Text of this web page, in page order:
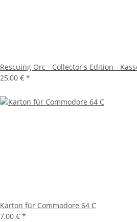
Rescuing Orc - Collector's Edition -
25,00 € *
Karton für Commodore 64 C
7,00 € *